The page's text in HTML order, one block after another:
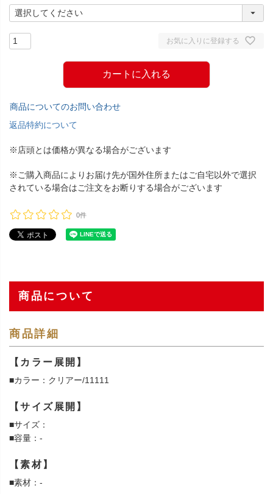
お気に入りに登録する
カートに入れる
商品についてのお問い合わせ
返品特約について
※店頭とは価格が異なる場合がございます
※ご購入商品によりお届け先が国外住所またはご自宅以外で選択
されている場合はご注文をお断りする場合がございます
0件
商品について
商品詳細
【カラー展開】
■カラー：クリアー/11111
【サイズ展開】
■サイズ：
■容量：-
【素材】
■素材：-